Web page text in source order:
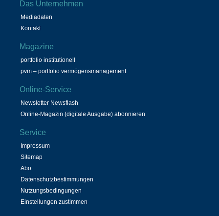
Das Unternehmen
Mediadaten
Kontakt
Magazine
portfolio institutionell
pvm – portfolio vermögensmanagement
Online-Service
Newsletter Newsflash
Online-Magazin (digitale Ausgabe) abonnieren
Service
Impressum
Sitemap
Abo
Datenschutzbestimmungen
Nutzungsbedingungen
Einstellungen zustimmen